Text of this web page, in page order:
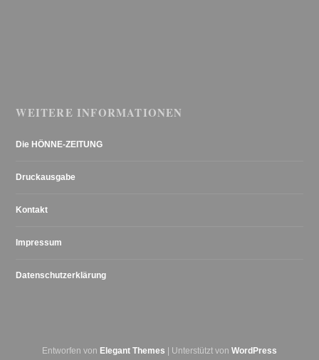
WEITERE INFORMATIONEN
Die HÖNNE-ZEITUNG
Druckausgabe
Kontakt
Impressum
Datenschutzerklärung
Entworfen von Elegant Themes | Unterstützt von WordPress